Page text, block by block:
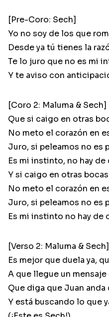
[Pre-Coro: Sech]
Yo no soy de los que
Desde ya tú tienes la
Te lo juro que no es mi
Y te aviso con
[Coro 2: Maluma & Sech]
Que si caigo en otras
No meto el corazón en
Juro, si peleamos no es
Es mi instinto, no hay
Y si caigo en otras bocas
No meto el corazón en
Juro, si peleamos no es
Es mi instinto no hay
[Verso 2: Maluma & Sech]
Es mejor que duela ya,
A que llegue un mensaje
Que diga que Juan anda
Y está buscando lo que